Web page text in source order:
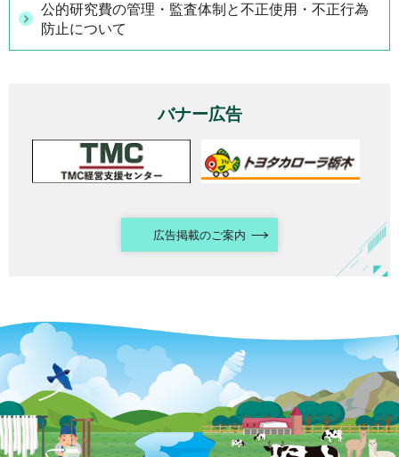
公的研究費の管理・監査体制と不正使用・不正行為
防止について
バナー広告
広告掲載のご案内